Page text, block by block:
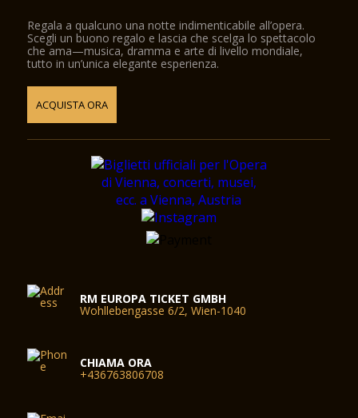
Regala a qualcuno una notte indimenticabile all’opera.
Scegli un buono regalo e lascia che scelga lo spettacolo
che ama—musica, dramma e arte di livello mondiale,
tutto in un’unica elegante esperienza.
ACQUISTA ORA
RM EUROPA TICKET GMBH
Wohllebengasse 6/2, Wien-1040
CHIAMA ORA
+436763806708